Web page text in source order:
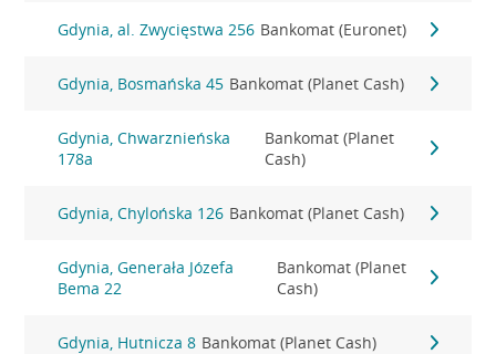
Gdynia, al. Zwycięstwa 256 Bankomat (Euronet)
Gdynia, Bosmańska 45 Bankomat (Planet Cash)
Gdynia, Chwarznieńska
178a
Bankomat (Planet
Cash)
Gdynia, Chylońska 126 Bankomat (Planet Cash)
Gdynia, Generała Józefa
Bema 22
Bankomat (Planet
Cash)
Gdynia, Hutnicza 8 Bankomat (Planet Cash)